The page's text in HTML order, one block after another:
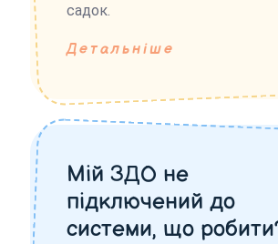
садок.
Детальніше
Мій ЗДО не
підключений до
системи, що